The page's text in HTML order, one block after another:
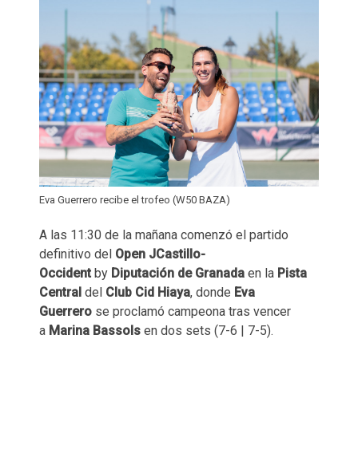
Eva Guerrero recibe el trofeo (W50 BAZA)
A las 11:30 de la mañana comenzó el partido
definitivo del Open JCastillo-
Occident by Diputación de Granada en la Pista
Central del Club Cid Hiaya, donde Eva
Guerrero se proclamó campeona tras vencer
a Marina Bassols en dos sets (7-6 | 7-5).